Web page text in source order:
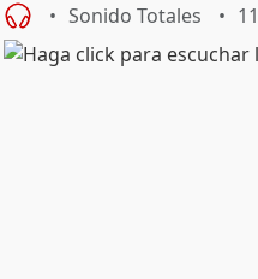
Sonido Totales